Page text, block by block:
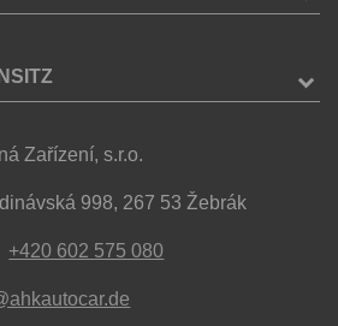
Zařízení, s.r.o.
998, 267 53 Žebrák
+420 602 575 080